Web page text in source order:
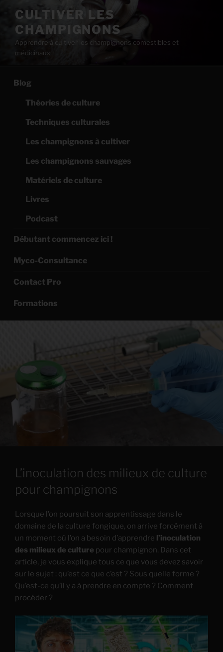
contenu
principal
CULTIVER LES
CHAMPIGNONS
Apprendre à cultiver les champignons comestibles et
médicinaux
Blog
Théories de culture
Techniques culturales
Les champignons à cultiver
Les champignons sauvages
Matériels de culture
Livres
Podcast
Débutant commencez ici !
Myco-Consultance
Contact Pro
Formations
L’inoculation des milieux de culture
pour champignons
Lorsque l’on poursuit son apprentissage dans le
domaine de la culture fongique, on arrive forcément à
un moment où l’on a besoin d’apprendre l’inoculation
des milieux de culture pour champignon. Dans cet
article, je vous explique tous ce que vous devez savoir
sur le sujet : qu’est ce que c’est ? Sous quelle forme ?
Qu’est-ce qu’il y a à prendre en compte ? Comment
procéder ?